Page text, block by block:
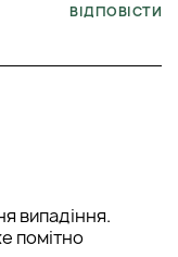
ВІДПОВІСТИ
випадіння.
помітно